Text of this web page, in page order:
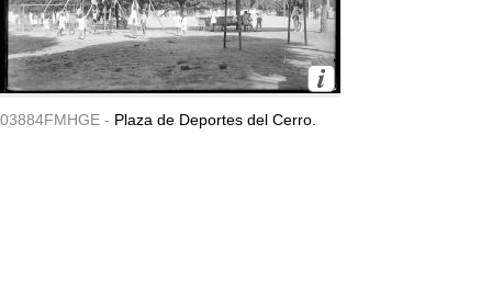
03884FMHGE - Plaza de Deportes del Cerro.